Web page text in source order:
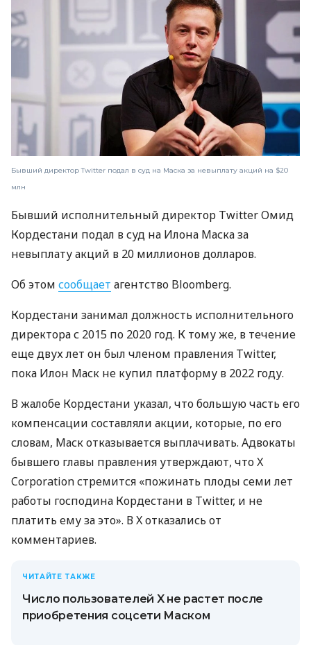
Бывший директор Twitter подал в суд на Маска за невыплату акций на $20
млн
Бывший исполнительный директор Twitter Омид
Кордестани подал в суд на Илона Маска за
невыплату акций в 20 миллионов долларов.
Об этом сообщает агентство Bloomberg.
Кордестани занимал должность исполнительного
директора с 2015 по 2020 год. К тому же, в течение
еще двух лет он был членом правления Twitter,
пока Илон Маск не купил платформу в 2022 году.
В жалобе Кордестани указал, что большую часть его
компенсации составляли акции, которые, по его
словам, Маск отказывается выплачивать. Адвокаты
бывшего главы правления утверждают, что X
Corporation стремится «пожинать плоды семи лет
работы господина Кордестани в Twitter, и не
платить ему за это». В X отказались от
комментариев.
ЧИТАЙТЕ ТАКЖЕ
Число пользователей X не растет после
приобретения соцсети Маском